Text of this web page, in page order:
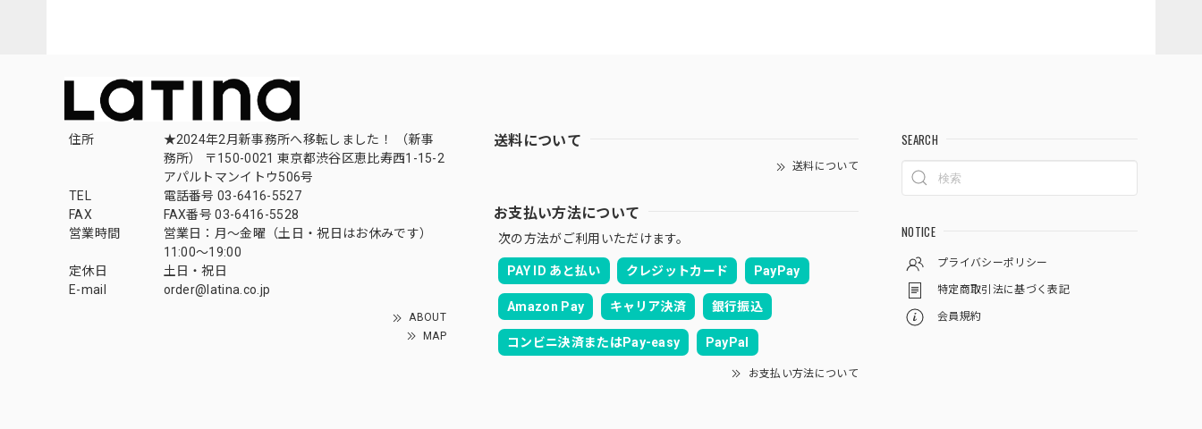
住所
★2024年2月新事務所へ移転しました！ （新事
務所） 〒150-0021 東京都渋谷区恵比寿西1-15-2
アパルトマンイトウ506号
TEL
電話番号 03-6416-5527
FAX
FAX番号 03-6416-5528
営業時間
営業日：月〜金曜（土日・祝日はお休みです）
11:00〜19:00
定休日
土日・祝日
E-mail
order@latina.co.jp
ABOUT
MAP
送料について
送料について
お支払い方法について
次の方法がご利用いただけます。
PAY ID あと払い クレジットカード PayPay
Amazon Pay キャリア決済 銀行振込
コンビニ決済またはPay-easy PayPal
お支払い方法について
SEARCH
NOTICE
プライバシーポリシー
特定商取引法に基づく表記
会員規約